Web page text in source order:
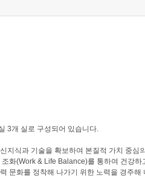
기획본부
3개 실로 구성되어 있습니다.
지식과 기술을 확보하여 본질적 가치 중심
화(Work & Life Balance)를 통하여 건강
문화를 정착해 나가기 위한 노력을 경주해